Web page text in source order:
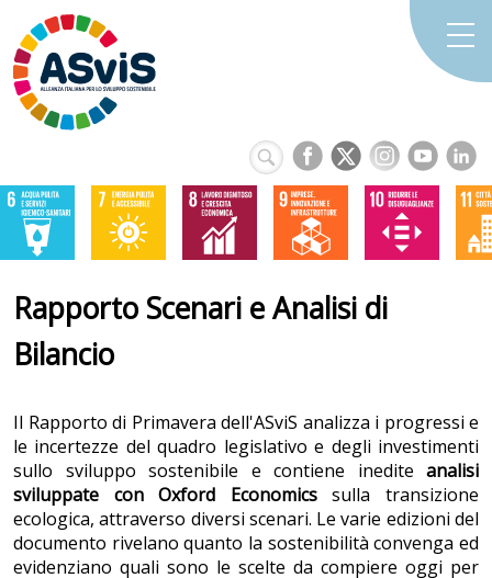
Rapporto Scenari e Analisi di
Bilancio
Il Rapporto di Primavera dell'ASviS analizza i progressi e
le incertezze del quadro legislativo e degli investimenti
sullo sviluppo sostenibile e contiene inedite analisi
sviluppate con Oxford Economicssulla transizione
ecologica, attraverso diversi scenari. Le varie edizioni del
documento rivelano quanto la sostenibilità convenga ed
evidenziano quali sono le scelte da compiere oggi per